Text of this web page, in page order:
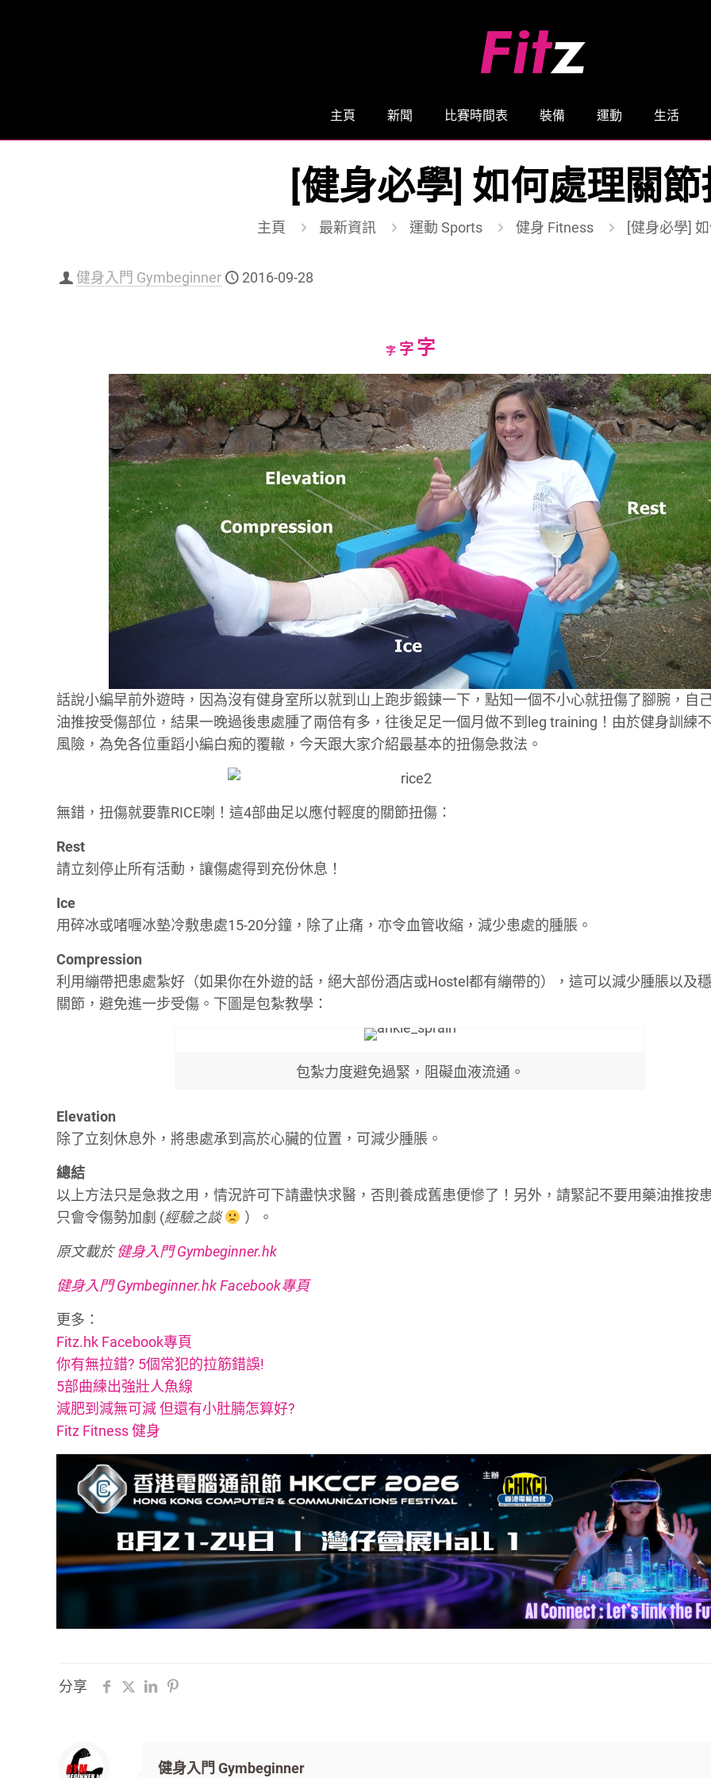
主頁 新聞 比賽時間表 裝備 運動 生活
[健身必學] 如何處理關
主頁 最新資訊 運動 Sports 健身 Fitness [健身必學]
健身入門 Gymbeginner 2016-09-28
字Decrease
size.
字Reset
size.
字Increase
font
size.
話說小編早前外遊時，因為沒有健身室所以就到山上跑步鍛鍊一下，點知一個不小心就扭傷了腳腕，自
油推按受傷部位，結果一晚過後患處腫了兩倍有多，往後足足一個月做不到leg training！由於健身訓練
風險，為免各位重蹈小編白痴的覆轍，今天跟大家介紹最基本的扭傷急救法。
無錯，扭傷就要靠RICE喇！這4部曲足以應付輕度的關節扭傷：
Rest
請立刻停止所有活動，讓傷處得到充份休息！
Ice
用碎冰或啫喱冰墊冷敷患處15-20分鐘，除了止痛，亦令血管收縮，減少患處的腫脹。
Compression
利用繃帶把患處紮好（如果你在外遊的話，絕大部份酒店或Hostel都有繃帶的），這可以減少腫脹以及
關節，避免進一步受傷。下圖是包紮教學：
包紮力度避免過緊，阻礙血液流通。
Elevation
除了立刻休息外，將患處承到高於心臟的位置，可減少腫脹。
總結
以上方法只是急救之用，情況許可下請盡快求醫，否則養成舊患便慘了！另外，請緊記不要用藥油推按
只會令傷勢加劇 (經驗之談 ）。
原文載於健身入門 Gymbeginner.hk
健身入門 Gymbeginner.hk Facebook專頁
更多：
Fitz.hk Facebook專頁
你有無拉錯? 5個常犯的拉筋錯誤!
5部曲練出強壯人魚線
減肥到減無可減 但還有小肚腩怎算好?
Fitz Fitness 健身
分享
健身入門 Gymbeginner